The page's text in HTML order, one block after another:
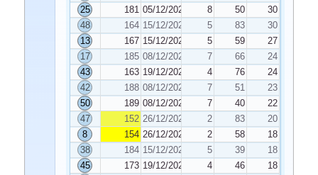
25
181 05/12/2023 8 50
30
48
164 15/12/2023 5 83
30
13
167 15/12/2023 5 59
27
17
185 08/12/2023 7 66
24
43
163 19/12/2023 4 76
24
42
188 08/12/2023 7 51
23
50
189 08/12/2023 7 40
22
47
152 26/12/2023 2 83
20
8
154 26/12/2023 2 58
18
38
184 15/12/2023 5 39
18
45
173 19/12/2023 4 46
18